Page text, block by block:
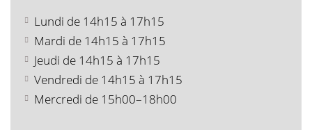
Lundi de 14h15 à 17h15
Mardi de 14h15 à 17h15
Jeudi de 14h15 à 17h15
Vendredi de 14h15 à 17h15
Mercredi de 15h00–18h00